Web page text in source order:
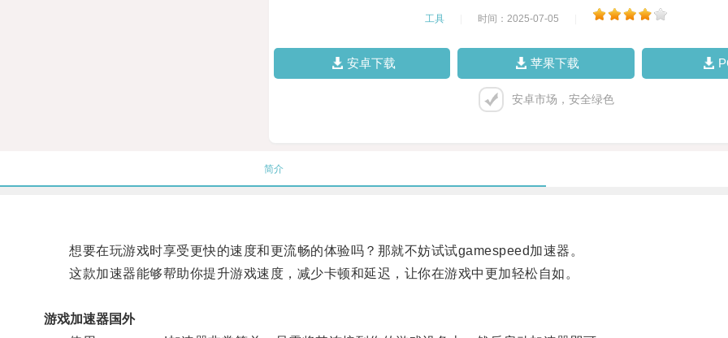
工具 时间：2025-07-05
安卓下载 苹果下载
安卓市场，安全绿色
简介
想要在玩游戏时享受更快的速度和更流畅的体验吗？那就不妨试试gamespeed加速器。
这款加速器能够帮助你提升游戏速度，减少卡顿和延迟，让你在游戏中更加轻松自如。
游戏加速器国外